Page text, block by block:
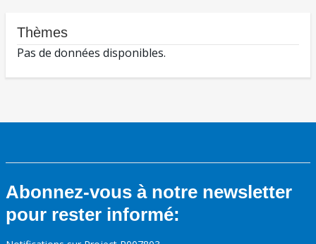
Thèmes
Pas de données disponibles.
Abonnez-vous à notre newsletter
pour rester informé: